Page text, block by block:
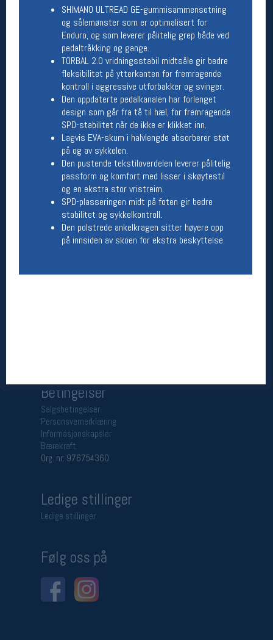
SHIMANO ULTREAD GE-gummisammensetning
og sålemønster som er optimalisert for
Enduro, og som leverer pålitelig grep både ved
pedaltråkking og gange.
TORBAL 2.0 vridningsstabil midtsåle gir bedre
fleksibilitet på ytterkanten for fremragende
kontroll i aggressive utforbakker og svinger.
Den oppdaterte pedalkanalen har forlenget
design som går fra tå til hæl, for fremragende
SPD-stabilitet når de ikke er klikket inn.
Lagvis EVA-skum i halvlengde absorberer støt
på og av sykkelen.
Den pustende tekstiloverdelen leverer pålitelig
passform og komfort med lisser i skøytestil
og en ekstra stor vristreim.
SPD-plasseringen midt på foten gir bedre
stabilitet og sykkelkontroll.
Den polstrede ankelkragen sitter høyere opp
på innsiden av skoen for ekstra beskyttelse.
0183 Oslo
Telefon: 23 32 62 00
(telefontid man-fredag klokken 10-13)
Om oss
Kontakt oss
Åpningstider butikk
Man-Fredag:
11-18
Lørdag:
11-16
Team Oslo Sportslager
Magasinet
Medlemstilbud og aktiviteter
MELD DEG INN GRATIS
Åpningstider verkstedet
Betingelser
Salgsbetingelser
Personsvernerklæring
Informasjonskapsler
Bærekraft
Org. nr: 976754360
Ledige stillinger
Ledige stillinger
Følg oss på